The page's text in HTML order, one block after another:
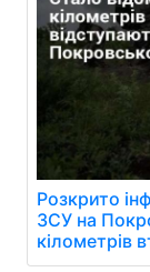
Розкрито
ЗСУ на
кілометрів